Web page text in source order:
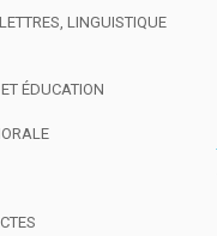
LINGUISTIQUE
ÉDUCATION